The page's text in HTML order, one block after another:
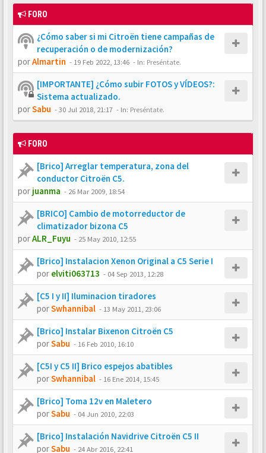
FORO
¿Cómo saber si mi Citroën tiene campañas de
recuperación o de modernización?
porAlmartin - 19 Feb 2022, 13:46 - In: Preséntate.
[IMPORTANTE] ¿Cómo subir FOTOS y VÍDEOS?:
Sistema actualizado.
porSabu -30 Jul 2018, 21:17 - In: Preséntate.
FORO
[Brico] Arreglar temperatura, zona del
conductor Citroën C5.
por juanma - 26 Mar 2009, 18:54
[BRICO] Cambio de motorreductor de
climatizador bizona C5
porALR_Fuyu - 25 May 2010, 12:55
[Brico] Instalacion Xenon Original a C5 Serie I
por elviti063713 - 04 Sep 2013, 12:28
[C5 I y II] Iluminacion tiradores
porSwhannibal - 13 May 2011, 23:06
[Brico] Instalar Bixenon Citroën C5
porSabu - 16 Feb 2010, 16:10
[C5I y C5 II] Brico espejos abatibles
porSwhannibal - 16 Ene 2014, 15:45
[Brico] Toma 12v en Maletero
porSabu - 04 Jun 2010, 22:03
[Brico] Instalación Navidrive Citroën C5 II
porSabu - 24 Abr 2016, 22:41